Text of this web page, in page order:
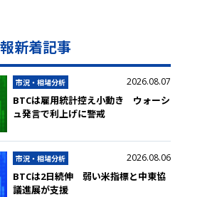
新着記事
市況・相場分析 2026.08.07
BTCは雇用統計控え小動き ウォーシ
ュ発言で利上げに警戒
市況・相場分析 2026.08.06
BTCは2日続伸 弱い米指標と中東協
議進展が支援